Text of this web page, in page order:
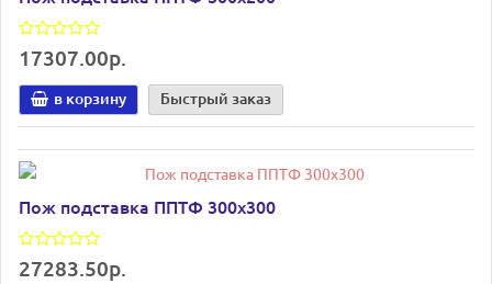
17307.00р.
в корзину Быстрый заказ
Пож подставка ППТФ 300х300
27283.50р.